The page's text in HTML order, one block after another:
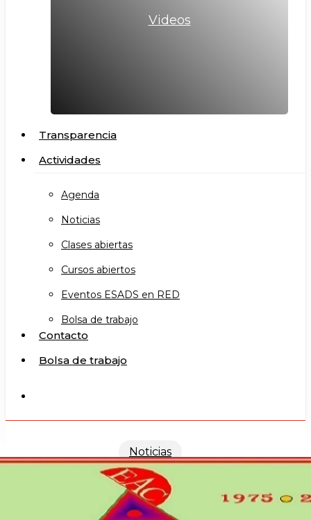
Videos
Transparencia
Actividades
Agenda
Noticias
Clases abiertas
Cursos abiertos
Eventos ESADS en RED
Bolsa de trabajo
Contacto
Bolsa de trabajo
Noticias
feliz navidad